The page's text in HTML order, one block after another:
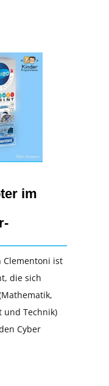
im
Clementoni ist
die sich
und Technik)
Cyber